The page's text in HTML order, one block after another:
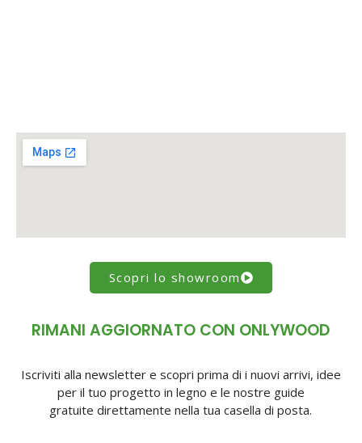
Scopri lo showroom
RIMANI AGGIORNATO CON ONLYWOOD
Iscriviti alla newsletter e scopri prima di i nuovi arrivi, idee
per il tuo progetto in legno e le nostre guide
gratuite direttamente nella tua casella di posta.